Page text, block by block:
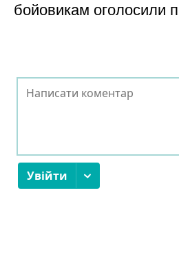
бойовикам оголосили